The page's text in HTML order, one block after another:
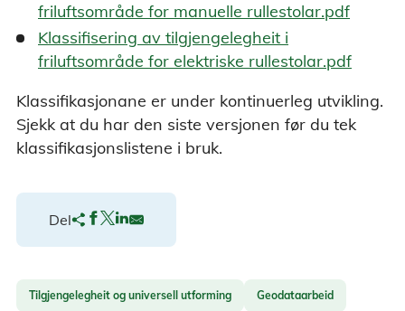
friluftsområde for manuelle rullestolar.pdf
Klassifisering av tilgjengelegheit i
friluftsområde for elektriske rullestolar.pdf
Klassifikasjonane er under kontinuerleg utvikling.
Sjekk at du har den siste versjonen før du tek
klassifikasjonslistene i bruk.
Del
Tilgjengelegheit og universell utforming Geodataarbeid